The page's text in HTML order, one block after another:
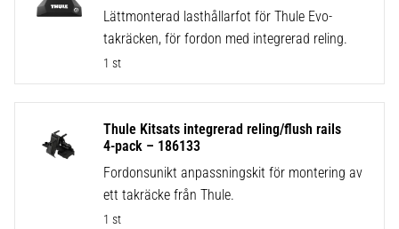
Lättmonterad lasthållarfot för Thule Evo-
takräcken, för fordon med integrerad reling.
1 st
Thule Kitsats integrerad reling/flush rails
4-pack – 186133
Fordonsunikt anpassningskit för montering av
ett takräcke från Thule.
1 st